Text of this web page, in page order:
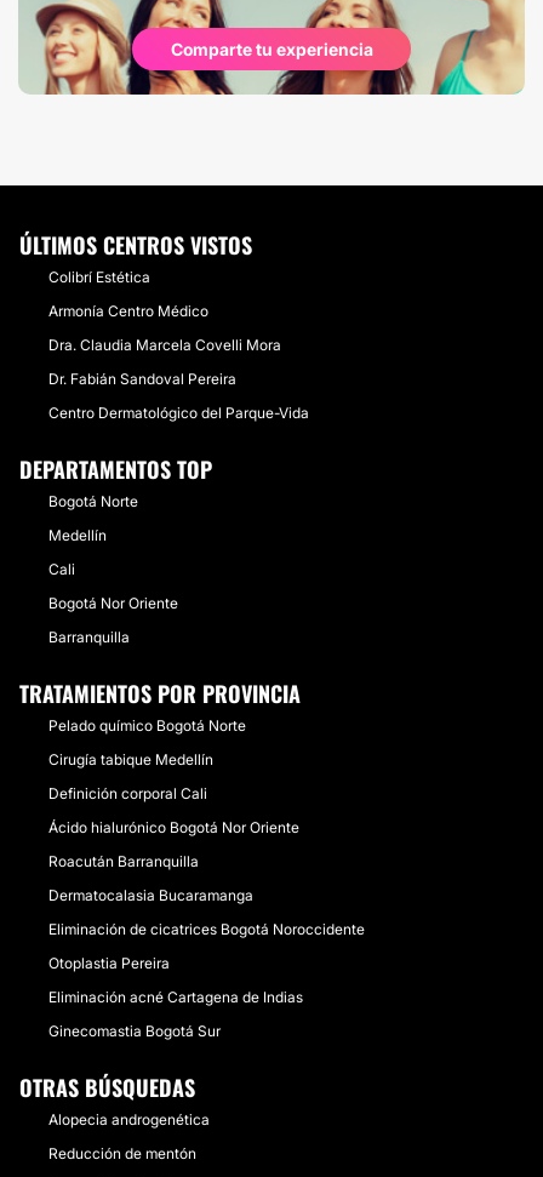
Comparte tu experiencia
ÚLTIMOS CENTROS VISTOS
Colibrí Estética
Armonía Centro Médico
Dra. Claudia Marcela Covelli Mora
Dr. Fabián Sandoval Pereira
Centro Dermatológico del Parque-Vida
DEPARTAMENTOS TOP
Bogotá Norte
Medellín
Cali
Bogotá Nor Oriente
Barranquilla
TRATAMIENTOS POR PROVINCIA
Pelado químico Bogotá Norte
Cirugía tabique Medellín
Definición corporal Cali
Ácido hialurónico Bogotá Nor Oriente
Roacután Barranquilla
Dermatocalasia Bucaramanga
Eliminación de cicatrices Bogotá Noroccidente
Otoplastia Pereira
Eliminación acné Cartagena de Indias
Ginecomastia Bogotá Sur
OTRAS BÚSQUEDAS
Alopecia androgenética
Reducción de mentón